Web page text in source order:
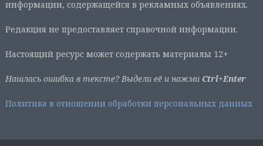
информации, содержащейся в рекламных объявлениях.
Редакция не предоставляет справочной информации.
Настоящий ресурс может содержать материалы 12+
Нашлась ошибка в тексте? Выдели её и нажми Ctrl+Enter
Политика в отношении обработки персональных данных